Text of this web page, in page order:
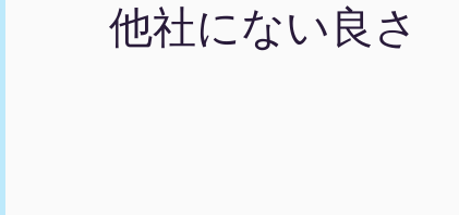
他社にない良さ